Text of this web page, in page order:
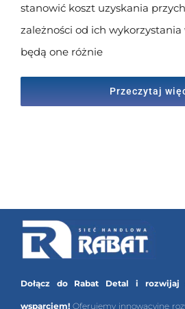
stanowić koszt uzyskania
zależności od ich
będą one różnie
Przeczytaj
Dołącz do Rabat Detal i
wsparciem! Oferujemy innowacyjne